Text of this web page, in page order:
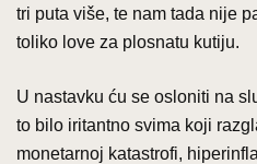
tri puta više, te nam tada nije
toliko love za plosnatu kutiju.
U nastavku ću se osloniti na
to bilo iritantno svima koji
monetarnoj katastrofi,